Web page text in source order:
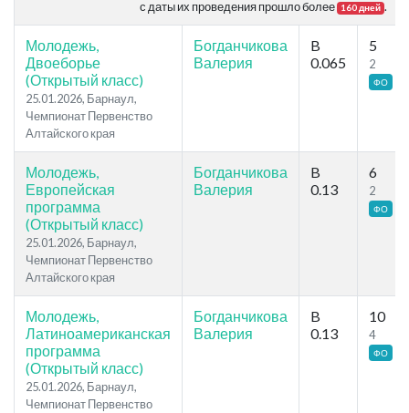
с даты их проведения прошло более 160 дней .
Молодежь,
Двоеборье
(Открытый класс)
25.01.2026, Барнаул,
Чемпионат Первенство
Алтайского края
Богданчикова
Валерия
B
0.065
5
2
ФО
Молодежь,
Европейская
программа
(Открытый класс)
25.01.2026, Барнаул,
Чемпионат Первенство
Алтайского края
Богданчикова
Валерия
B
0.13
6
2
ФО
Молодежь,
Латиноамериканская
программа
(Открытый класс)
25.01.2026, Барнаул,
Чемпионат Первенство
Богданчикова
Валерия
B
0.13
10
4
ФО